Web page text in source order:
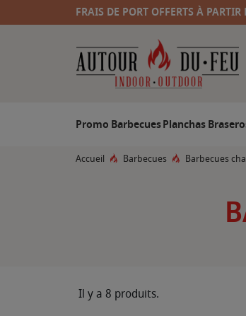
FRAIS DE PORT OFFERTS À PARTIR
Promo BarbecuesPlanchas
Accueil Barbecues Barbecues
Il y a 8 produits.